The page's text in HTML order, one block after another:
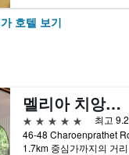
호텔 보기
멜리아 치앙마이 (Melia Chiang Mai)
5성급
최고 9.2
1.7km 중심가까지의 거리